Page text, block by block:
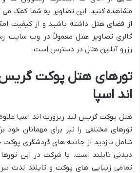
مشاهده کنید. این تصاویر به شما کمک می
از فضای هتل داشته باشید و از کیفیت
گالری تصاویر هتل معمولاً در وب
رزرو آنلاین هتل در دسترس است.
تورهای هتل پوکت گریس
اند اسپا
هتل پوکت گریس لند ریزورت اند اسپا
تورهای مختلفی را نیز برای مهمانان خود
شامل بازدید از جاذبه های گردشگری پوکت
دیدنی تایلند است. با شرکت در این تورها
تمامی زیبایی های پوکت و تایلند لذت